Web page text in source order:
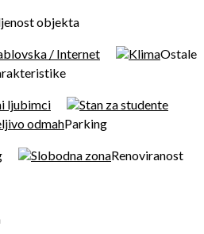
objekta
/ Internet
KlimaOstale
ljubimci
Stan za studente
odmahParking
Slobodna zonaRenoviranost